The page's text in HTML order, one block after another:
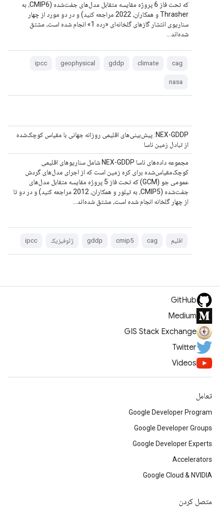
که تحت فاز 6 پروژه مقایسه متقابل مدل‌های جفت‌شده (CMIP6، به
Thrasher و همکاران، 2022 مراجعه کنید) و در دو مورد از چهار
سناریوی انتشار گازهای گلخانه‌ای «رده 1» انجام شده است، مشتق
شده‌اند...
cag
climate
gddp
geophysical
ipcc
nasa
NEX-GDDP: پیش‌بینی‌های اقلیمی روزانه جهانی با مقیاس کوچک‌شده
از تبادل زمین ناسا
مجموعه داده‌های ناسا NEX-GDDP شامل سناریوهای اقلیمی
کوچک‌مقیاس‌شده برای کره زمین است که از اجرای مدل‌های گردش
عمومی جو (GCM) که تحت فاز 5 پروژه مقایسه متقابل مدل‌های
جفت‌شده (CMIP5، به تیلور و همکاران، 2012 مراجعه کنید) و در دو تا
از چهار گلخانه انجام شده است، مشتق شده‌اند...
اقلیم cag
cmip5
gddp ژئوفیزیک ipcc
GitHub
Medium
GIS Stack Exchange
Twitter
Videos
تعامل
Google Developer Program
Google Developer Groups
Google Developer Experts
Accelerators
Google Cloud & NVIDIA
متصل کردن